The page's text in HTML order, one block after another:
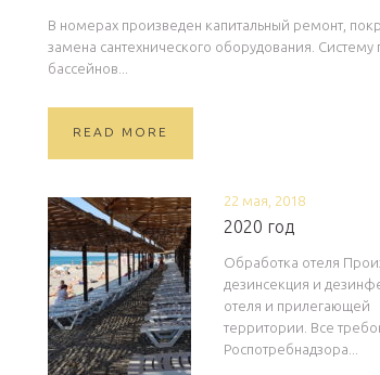
В номерах произведен капитальный ремонт,
замена сантехнического оборудования. Систему
бассейнов...
READ MORE
22 мая, 2018
2020 год
Обработка отеля
дезинсекция и
отеля и прилегающей
территории. Все
Роспотребнадзора...